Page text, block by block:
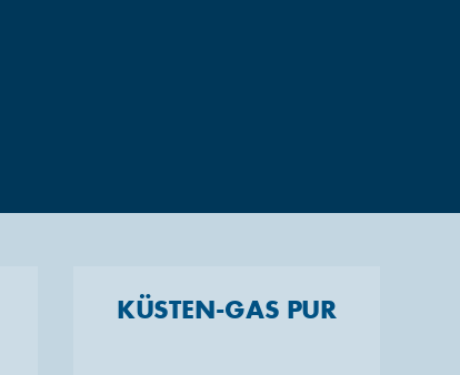
KÜSTEN-GAS PUR